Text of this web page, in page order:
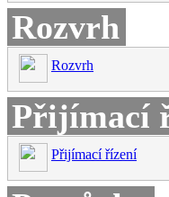
Rozvrh
Rozvrh
Přijímací
Přijímací řízení